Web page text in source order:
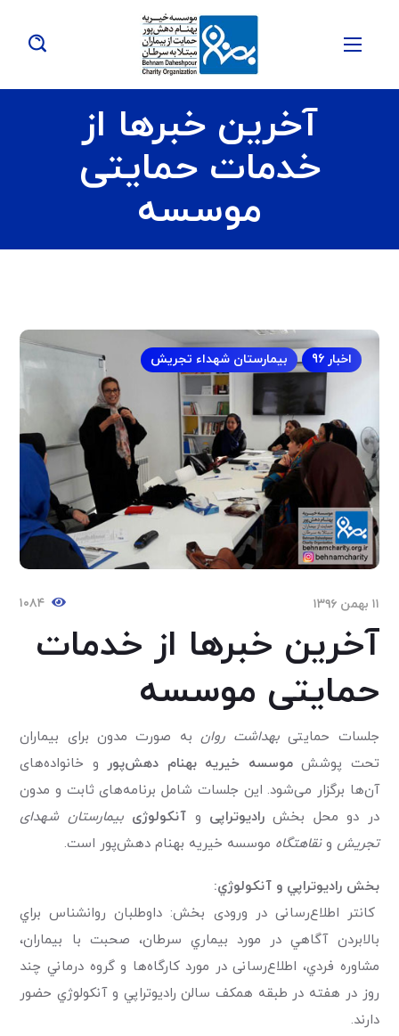
آخرین خبرها از
خدمات حمایتی
موسسه
اخبار 96 بیمارستان شهداء تجریش
۱۱ بهمن ۱۳۹۶ ۱۰۸۴
آخرین خبرها از خدمات
حمایتی موسسه
جلسات حمایتی بهداشت روان به صورت مدون برای بیماران
تحت پوششموسسه خیریه بهنام دهش‌پور
و خانواده‌های
آن‌ها برگزار می‌شود. این جلسات شامل برنامه‌های ثابت و مدون
در دو محل بخش رادیوتراپی و آنکولوژی بیمارستان شهدای
تجریش ونقاهتگاه موسسه خیریه بهنام دهش‌پور است.
بخش راديوتراپي و آنكولوژي:
کانتر اطلاع‌رسانی در ورودی بخش: داوطلبان روانشناس براي
بالابردن آگاهي در مورد بيماري سرطان، صحبت با بیماران،
مشاوره فردي، اطلاع‌رسانی در مورد كارگاه‌ها و گروه درماني چند
روز در هفته در طبقه همكف سالن راديوتراپي و آنكولوژي حضور
دارند.